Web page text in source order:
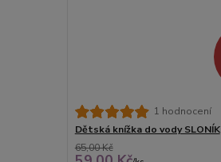
1 hodnocení
Dětská knížka do vody SLONÍK
65,00 Kč